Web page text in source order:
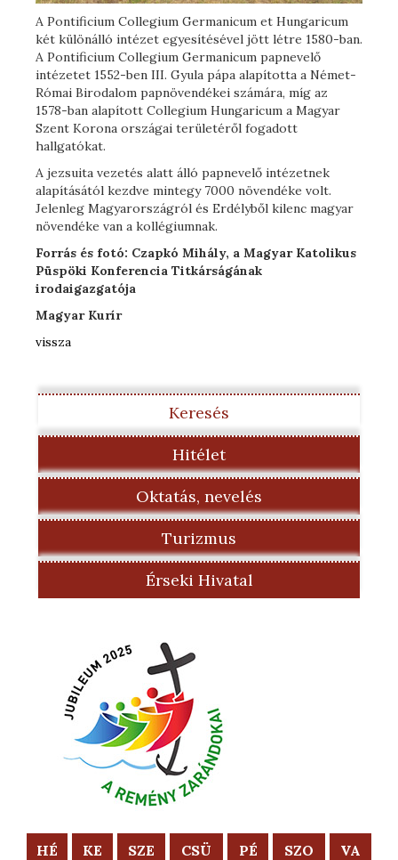
A Pontificium Collegium Germanicum et Hungaricum
két különálló intézet egyesítésével jött létre 1580-ban.
A Pontificium Collegium Germanicum papnevelő
intézetet 1552-ben III. Gyula pápa alapította a Német-
Római Birodalom papnövendékei számára, míg az
1578-ban alapított Collegium Hungaricum a Magyar
Szent Korona országai területéről fogadott
hallgatókat.
A jezsuita vezetés alatt álló papnevelő intézetnek
alapításától kezdve mintegy 7000 növendéke volt.
Jelenleg Magyarországról és Erdélyből kilenc magyar
növendéke van a kollégiumnak.
Forrás és fotó: Czapkó Mihály, a Magyar Katolikus
Püspöki Konferencia Titkárságának
irodaigazgatója
Magyar Kurír
vissza
Keresés
Hitélet
Oktatás, nevelés
Turizmus
Érseki Hivatal
HÉ KE SZE CSÜ PÉ SZO VA